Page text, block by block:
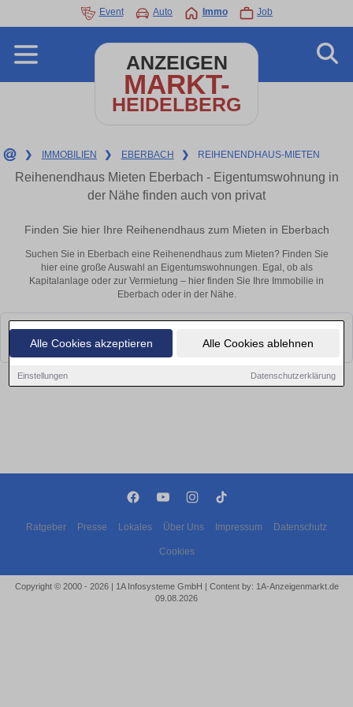
Alle Cookies akzeptieren Alle Cookies ablehnen
Einstellungen Datenschutzerklärung
Event Auto Immo Job
ANZEIGEN
MARKT-
HEIDELBERG
❯ IMMOBILIEN ❯ EBERBACH ❯ REIHENENDHAUS-MIETEN
Reihenendhaus Mieten Eberbach - Eigentumswohnung in
der Nähe finden auch von privat
Finden Sie hier Ihre Reihenendhaus zum Mieten in Eberbach
Suchen Sie in Eberbach eine Reihenendhaus zum Mieten? Finden Sie
hier eine große Auswahl an Eigentumswohnungen. Egal, ob als
Kapitalanlage oder zur Vermietung – hier finden Sie Ihre Immobilie in
Eberbach oder in der Nähe.
Leider konnten wir derzeit keine passenden Objekte finden. Schauen Sie
bald wieder vorbei!
Ratgeber Presse Lokales Über Uns Impressum Datenschutz
Cookies
Copyright © 2000 - 2026 | 1A Infosysteme GmbH | Content by: 1A-Anzeigenmarkt.de
09.08.2026